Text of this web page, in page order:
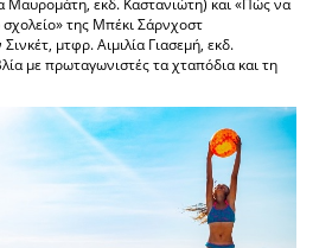
της Μπέκι Σάρνχοστ
μτφρ. Αιμιλία Γιασεμή, εκδ.
με πρωταγωνιστές τα χταπόδια και τη